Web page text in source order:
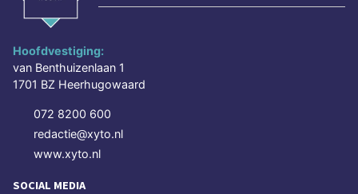
Hoofdvestiging:
van Benthuizenlaan 1
1701 BZ Heerhugowaard
072 8200 600
redactie@xyto.nl
www.xyto.nl
SOCIAL MEDIA